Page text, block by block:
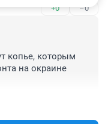
+0 –0
копье, которым
на окраине